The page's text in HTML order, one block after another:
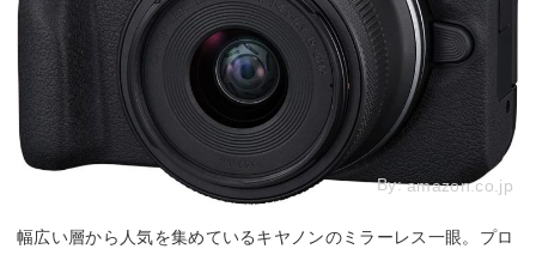
By:amazon.co.jp
幅広い層から人気を集めているキヤノンのミラーレス一眼。プロ